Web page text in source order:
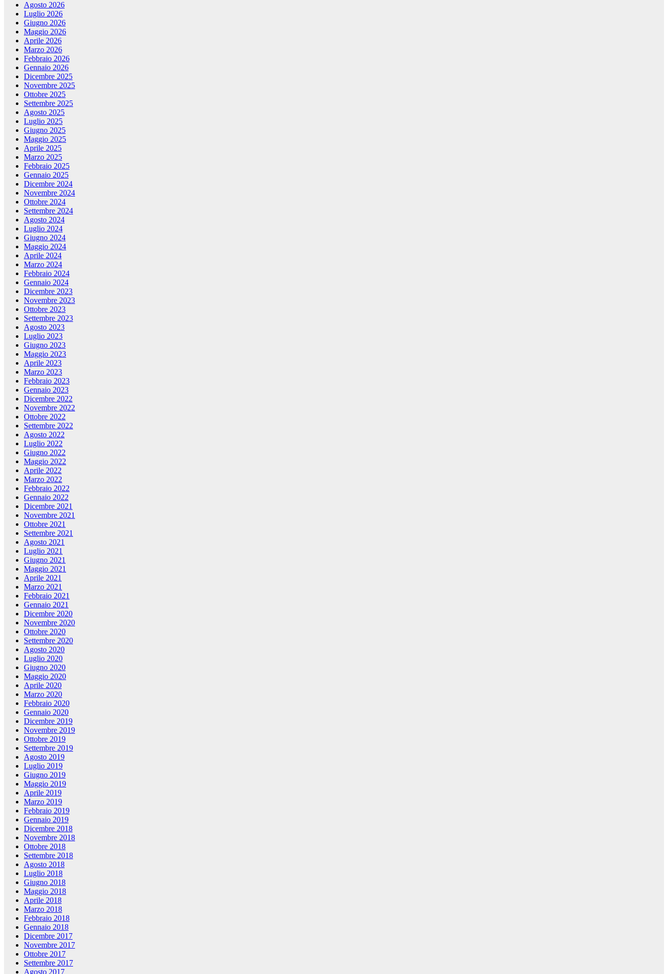
Agosto 2026
Luglio 2026
Giugno 2026
Maggio 2026
Aprile 2026
Marzo 2026
Febbraio 2026
Gennaio 2026
Dicembre 2025
Novembre 2025
Ottobre 2025
Settembre 2025
Agosto 2025
Luglio 2025
Giugno 2025
Maggio 2025
Aprile 2025
Marzo 2025
Febbraio 2025
Gennaio 2025
Dicembre 2024
Novembre 2024
Ottobre 2024
Settembre 2024
Agosto 2024
Luglio 2024
Giugno 2024
Maggio 2024
Aprile 2024
Marzo 2024
Febbraio 2024
Gennaio 2024
Dicembre 2023
Novembre 2023
Ottobre 2023
Settembre 2023
Agosto 2023
Luglio 2023
Giugno 2023
Maggio 2023
Aprile 2023
Marzo 2023
Febbraio 2023
Gennaio 2023
Dicembre 2022
Novembre 2022
Ottobre 2022
Settembre 2022
Agosto 2022
Luglio 2022
Giugno 2022
Maggio 2022
Aprile 2022
Marzo 2022
Febbraio 2022
Gennaio 2022
Dicembre 2021
Novembre 2021
Ottobre 2021
Settembre 2021
Agosto 2021
Luglio 2021
Giugno 2021
Maggio 2021
Aprile 2021
Marzo 2021
Febbraio 2021
Gennaio 2021
Dicembre 2020
Novembre 2020
Ottobre 2020
Settembre 2020
Agosto 2020
Luglio 2020
Giugno 2020
Maggio 2020
Aprile 2020
Marzo 2020
Febbraio 2020
Gennaio 2020
Dicembre 2019
Novembre 2019
Ottobre 2019
Settembre 2019
Agosto 2019
Luglio 2019
Giugno 2019
Maggio 2019
Aprile 2019
Marzo 2019
Febbraio 2019
Gennaio 2019
Dicembre 2018
Novembre 2018
Ottobre 2018
Settembre 2018
Agosto 2018
Luglio 2018
Giugno 2018
Maggio 2018
Aprile 2018
Marzo 2018
Febbraio 2018
Gennaio 2018
Dicembre 2017
Novembre 2017
Ottobre 2017
Settembre 2017
Agosto 2017